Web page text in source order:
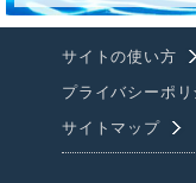
サイトの使い方
プライバシーポリ
サイトマップ